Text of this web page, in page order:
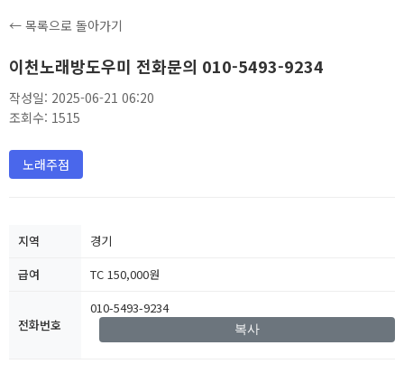
← 목록으로 돌아가기
이천노래방도우미 전화문의 010-5493-9234
작성일: 2025-06-21 06:20
조회수: 1515
노래주점
지역
경기
급여
TC 150,000원
전화번호
010-5493-9234
복사